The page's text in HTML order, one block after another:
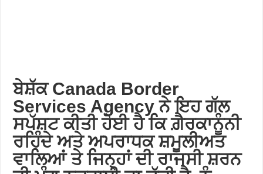
ਬੇਸ਼ੱਕ Canada Border
Services Agency ਨੇ ਇਹ ਗੱਲ
ਸਪੱਸ਼ਟ ਕੀਤੀ ਹੋਈ ਹੈ ਕਿ ਗ਼ੈਰਕਾਨੂੰਨੀ
ਰਹਿੰਦੇ ਅਤੇ ਅਪਰਾਧਕ ਸ਼ਮੂਲੀਅਤ
ਵਾਲਿਆਂ ਤੇ ਜਿਨ੍ਹਾਂ ਦੀ ਰਾਜਸੀ ਸ਼ਰਨ